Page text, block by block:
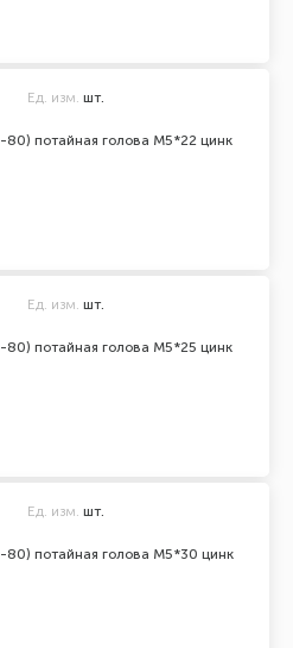
потайная голова М5*22 цинк
Ед. изм. шт.
потайная голова М5*25 цинк
Ед. изм. шт.
потайная голова М5*30 цинк
Ед. изм. шт.